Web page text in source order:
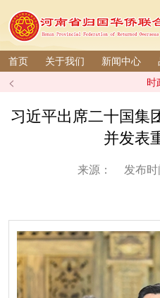
首页 关于我们 新闻中心
< 时
习近平出席二十国集
并发表
来源： 发布